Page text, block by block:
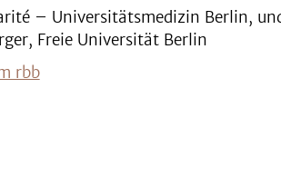
– Universitätsmedizin Berlin,
Freie Universität Berlin
rbb